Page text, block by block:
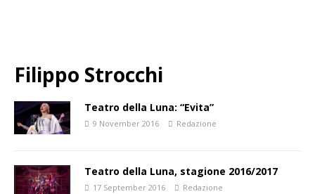
Filippo Strocchi
Teatro della Luna: “Evita”
9 November 2016 Redazione
Teatro della Luna, stagione 2016/2017
17 September 2016 Redazione